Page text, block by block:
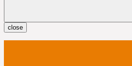
close